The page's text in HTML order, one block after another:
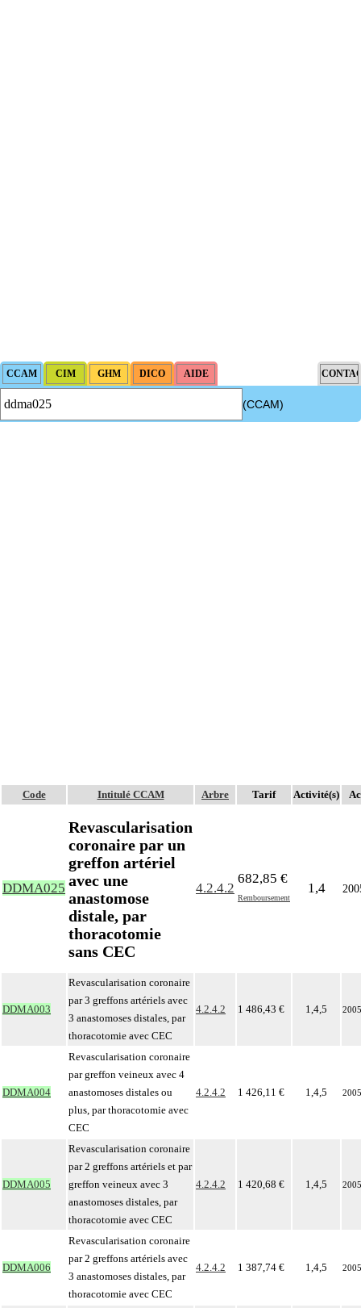
(CCAM)
Code Intitulé CCAM Arbre Tarif Activité(s)
DDMA025
Revascularisation
coronaire par un
greffon artériel
avec une
anastomose
distale, par
thoracotomie
sans CEC
4.2.4.2
682,85 €
Remboursement
1,4
DDMA003
Revascularisation coronaire
par 3 greffons artériels avec
3 anastomoses distales, par
thoracotomie avec CEC
4.2.4.2 1 486,43 € 1,4,5 2005
DDMA004
Revascularisation coronaire
par greffon veineux avec 4
anastomoses distales ou
plus, par thoracotomie avec
CEC
4.2.4.2 1 426,11 € 1,4,5 2005
DDMA005
Revascularisation coronaire
par 2 greffons artériels et par
greffon veineux avec 3
anastomoses distales, par
thoracotomie avec CEC
4.2.4.2 1 420,68 € 1,4,5 2005
DDMA006
Revascularisation coronaire
par 2 greffons artériels avec
3 anastomoses distales, par
thoracotomie avec CEC
4.2.4.2 1 387,74 € 1,4,5 2005